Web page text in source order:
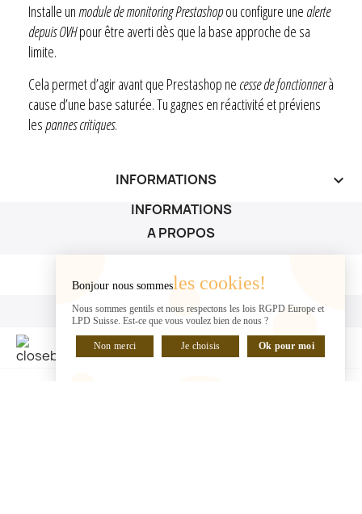
Installe un module de monitoring Prestashopou configure une alerte
depuis OVHpour être averti dès que la base approche de sa
limite.
Cela permet d’agir avant que Prestashop ne cesse de fonctionnerà
cause d’une base saturée. Tu gagnes en réactivité et préviens
lespannes critiques.
INFORMATIONS keyboard_arrow_down
INFORMATIONS
A PROPOS
A PROPOS
VOTRE COMPTE
VOTRE COMPTE
Bonjour nous sommesles cookies!
Nous sommes gentils et nous respectons les lois RGPD Europe et
LPD Suisse. Est-ce que vous voulez bien de nous ?
Non merci Je choisis Ok pour moi
DISCUTER EN LIGNE